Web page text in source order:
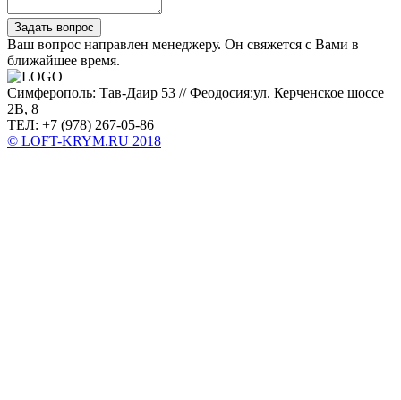
Задать вопрос
Ваш вопрос направлен менеджеру. Он свяжется с Вами в
ближайшее время.
Симферополь: Тав-Даир 53 // Феодосия:ул. Керченское шоссе
2В, 8
ТЕЛ: +7 (978) 267-05-86
© LOFT-KRYM.RU 2018